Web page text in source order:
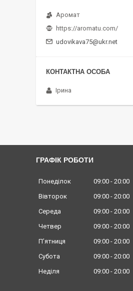
Аромат
https://aromatu.com/
udovikava75@ukr.net
Ірина
ГРАФІК РОБОТИ
Понеділок 09:00
20:00
Вівторок
09:00
20:00
Середа
09:00
20:00
Четвер
09:00
20:00
Пʼятниця
09:00
20:00
Субота
09:00
20:00
Неділя
09:00 20:00